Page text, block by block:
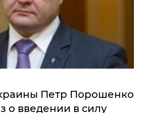
Петр Порошенко
о введении в силу